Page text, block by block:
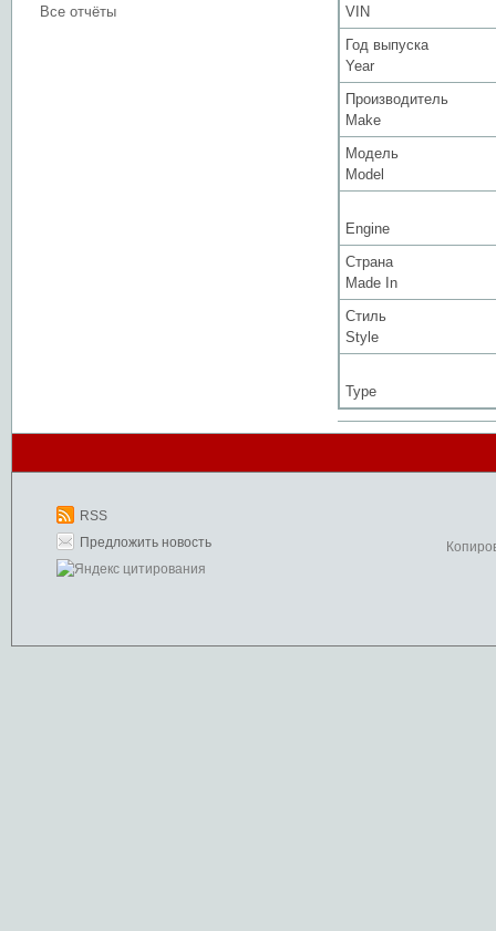
Все отчёты
VIN
Год выпуска
Year
Производитель
Make
Модель
Model
Engine
Страна
Made In
Стиль
Style
Type
RSS
Предложить новость